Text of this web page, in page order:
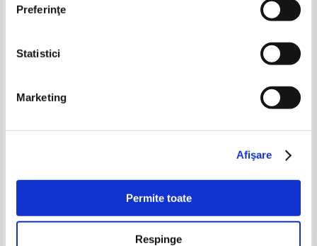
Preferinţe
Statistici
Marketing
Afişare
Permite toate
Respinge
Lei